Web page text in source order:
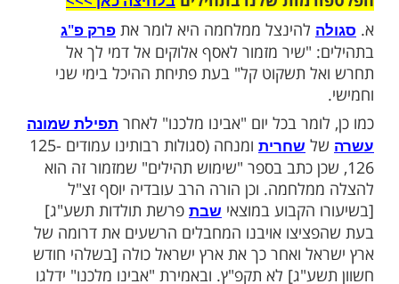
עוד תוכן חדש ומפתיע! התחברו לכל
שלנו בתהיליםבלחיצה כאן >>>​
להינצל ממלחמה היא לומר אתפרק פ"ג
"שיר מזמור לאסף אלוקים אל דמי לך אל
תשקוט קל" בעת פתיחת ההיכל בימי שני